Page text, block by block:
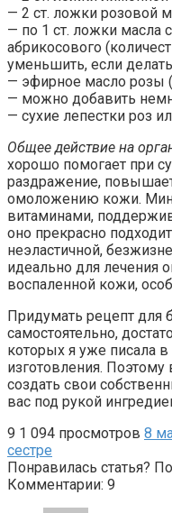
— 2 ст. ложки розовой
— по 1 ст. ложки масла
абрикосового
уменьшить, если
— эфирное масло розы
— можно добавить
— сухие лепестки роз
Общее действие на
хорошо помогает при
раздражение, повышает
омоложению кожи.
витаминами,
оно прекрасно
неэластичной,
идеально для лечения
воспаленной кожи,
Придумать рецепт для
самостоятельно,
которых я уже писала в
изготовления.
создать свои
вас под рукой
9 1 094 просмотров 8
сестре
Понравилась статья?
Комментарии: 9